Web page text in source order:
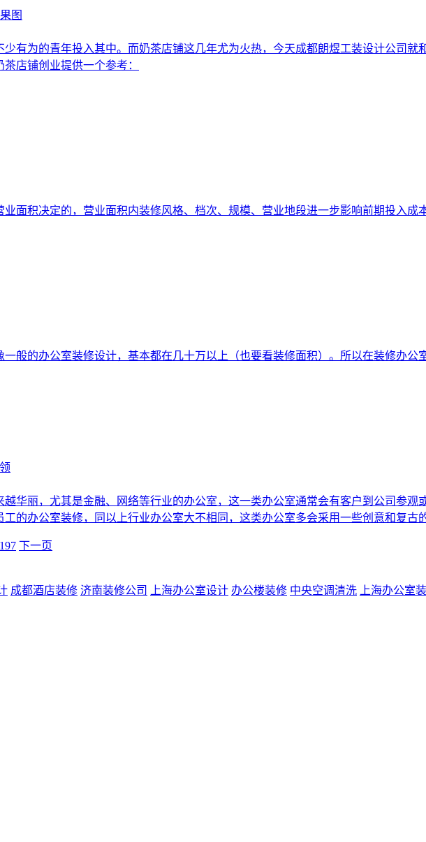
图
有为的青年投入其中。而奶茶店铺这几年尤为火热，今天成都朗煜工装设计公司
店铺创业提供一个参考：
面积决定的，营业面积内装修风格、档次、规模、营业地段进一步影响前期投入成本
般的办公室装修设计，基本都在几十万以上（也要看装修面积）。所以在装修办公
华丽，尤其是金融、网络等行业的办公室，这一类办公室通常会有客户到公司参
的办公室装修，同以上行业办公室大不相同，这类办公室多会采用一些创意和复古
197 下一页
成都酒店装修 济南装修公司 上海办公室设计 办公楼装修 中央空调清洗 上海办公室